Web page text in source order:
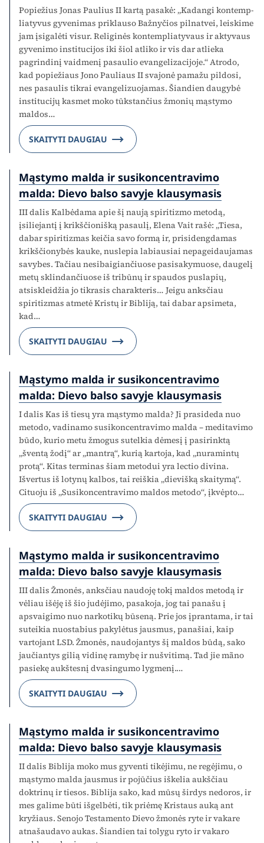
Popiežius Jonas Paulius II kartą pasakė: „Kadangi kontemp­
liatyvus gyvenimas priklauso Bažnyčios pilnatvei, leiskime
jam įsigalėti visur. Religinės kontempliatyvaus ir aktyvaus
gyvenimo institucijos iki šiol atliko ir vis dar atlieka
pagrindinį vaidmenį pa­saulio evangelizacijoje.“ Atrodo,
kad popiežiaus Jono Pauliaus II svajonė pamažu pildosi,
nes pasaulis tikrai evangelizuojamas. Šiandien daugybė
institucijų kasmet moko tūkstančius žmonių mąstymo
maldos…
SKAITYTI DAUGIAU
Mąstymo malda ir susikoncentravimo
malda: Dievo balso savyje klausymasis
III dalis Kalbėdama apie šį naują spiritizmo metodą,
įsiliejantį į krikščionišką pasaulį, Elena Vait rašė: „Tiesa,
dabar spiritizmas keičia savo formą ir, prisidengdamas
krikščionybės kauke, nuslepia labiausiai nepageidaujamas
savybes. Tačiau nesibaigiančiuose pasisakymuose, daugelį
metų sklindančiuose iš tribūnų ir spaudos puslapių,
atsiskleidžia jo tikrasis charakteris… Jeigu anksčiau
spiritizmas atmetė Kristų ir Bibliją, tai dabar apsimeta,
kad…
SKAITYTI DAUGIAU
Mąstymo malda ir susikoncentravimo
malda: Dievo balso savyje klausymasis
I dalis Kas iš tiesų yra mąstymo malda? Ji prasideda nuo
metodo, vadinamo susikoncentravimo malda – meditavimo
būdo, kurio metu žmogus sutelkia dėmesį į pasirinktą
„šventą žodį“ ar „mantrą“, kurią kartoja, kad „nuramintų
protą“. Kitas terminas šiam metodui yra lectio divina.
Išvertus iš lotynų kalbos, tai reiškia „dievišką skaitymą“.
Cituoju iš „Susikoncentravimo maldos metodo“, įkvėpto…
SKAITYTI DAUGIAU
Mąstymo malda ir susikoncentravimo
malda: Dievo balso savyje klausymasis
III dalis Žmonės, anksčiau naudoję tokį maldos metodą ir
vėliau išėję iš šio judėjimo, pasakoja, jog tai panašu į
apsvaigimo nuo narkotikų būseną. Prie jos įprantama, ir tai
suteikia nuostabius pakylėtus jausmus, panašiai, kaip
vartojant LSD. Žmonės, naudojantys šį maldos būdą, sako
jaučiantys gilią vidinę ramybę ir nušvitimą. Tad jie mãno
pasiekę aukštesnį dvasingumo lygmenį.…
SKAITYTI DAUGIAU
Mąstymo malda ir susikoncentravimo
malda: Dievo balso savyje klausymasis
II dalis Biblija moko mus gyventi tikėjimu, ne regėjimu, o
mąstymo malda jausmus ir pojūčius iškelia aukščiau
doktrinų ir tiesos. Biblija sako, kad mūsų širdys nedoros, ir
mes galime būti išgelbėti, tik priėmę Kristaus auką ant
kryžiaus. Senojo Testamento Dievo žmonės ryte ir vakare
atnašaudavo aukas. Šiandien tai tolygu ryto ir vakaro